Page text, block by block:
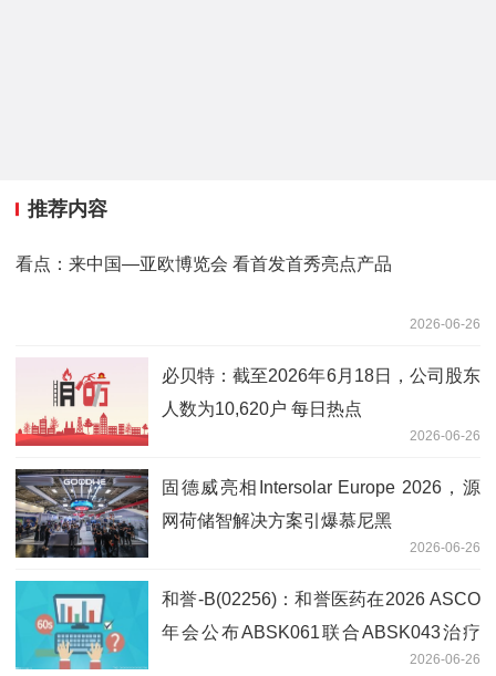
推荐内容
看点：来中国—亚欧博览会 看首发首秀亮点产品
2026-06-26
必贝特：截至2026年6月18日，公司股东
人数为10,620户 每日热点
2026-06-26
固德威亮相Intersolar Europe 2026，源
网荷储智解决方案引爆慕尼黑
2026-06-26
和誉-B(02256)：和誉医药在2026 ASCO
年会公布ABSK061联合ABSK043治疗
FGFR2阳性晚期GC/GEJC II期研究结果
2026-06-26